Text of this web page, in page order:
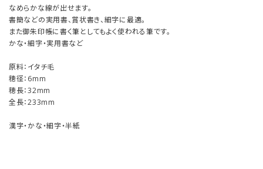
なめらかな線が出せます。
書簡などの実用書、賞状書き、細字に最適。
また御朱印帳に書く筆としてもよく使われる筆です。
かな・細字・実用書など
原料：イタチ毛
穂径：6mm
穂長：32mm
全長：233mm
漢字・かな・細字・半紙